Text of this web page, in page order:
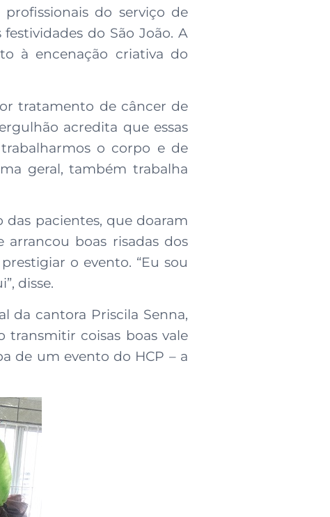
do serviço de
do São João. A
à encenação criativa do
tratamento de câncer de
acredita que essas
o corpo e de
geral, também trabalha
pacientes, que doaram
boas risadas dos
o evento. “Eu sou
disse.
da cantora Priscila Senna,
transmitir coisas boas vale
de um evento do HCP – a